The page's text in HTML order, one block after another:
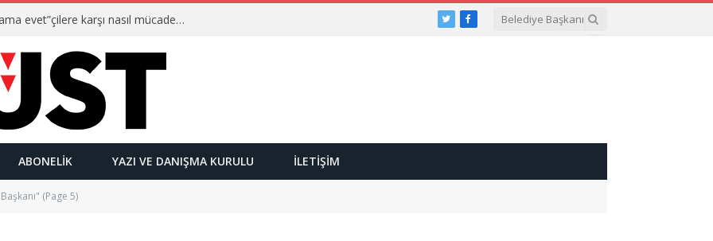
Ulusalcılar kimlerdir ve “Yetmez ama evet”çilere karşı nasıl mücadele ederler? TwitterFacebook
ABONELIK YAZI VE DANIŞMA KURULU İLETIŞIM
(Page 5)